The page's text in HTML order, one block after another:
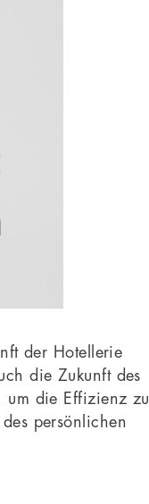
der Hotellerie
die Zukunft des
um die Effizienz zu
persönlichen